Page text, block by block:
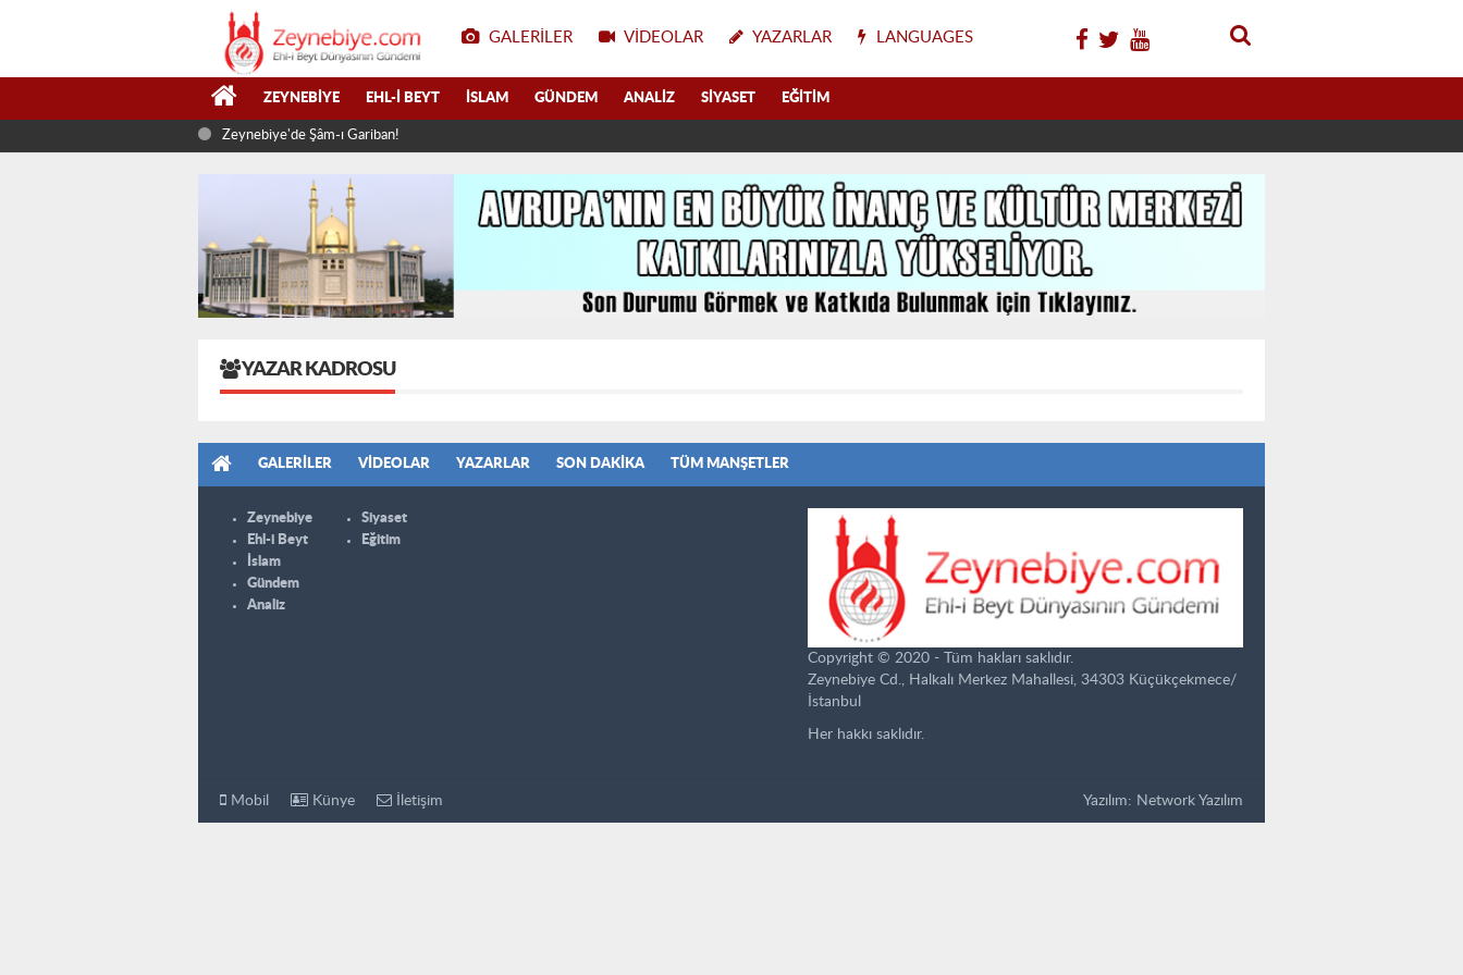
GALERILER VIDEOLAR YAZARLAR LANGUAGES
ZEYNEBIYE EHL-I BEYT İSLAM GÜNDEM ANALIZ SIYASET EĞITIM
Zeynebiye'de Şâm-ı Gariban!
YAZAR KADROSU
GALERILER VIDEOLAR YAZARLAR SON DAKIKA TÜM MANŞETLER
Zeynebiye
Ehl-i Beyt
İslam
Gündem
Analiz
Siyaset
Eğitim
Copyright © 2020 - Tüm hakları saklıdır.
Zeynebiye Cd., Halkalı Merkez Mahallesi, 34303 Küçükçekmece/
İstanbul
Her hakkı saklıdır.
Mobil Künye İletişim Yazılım: Network Yazılım